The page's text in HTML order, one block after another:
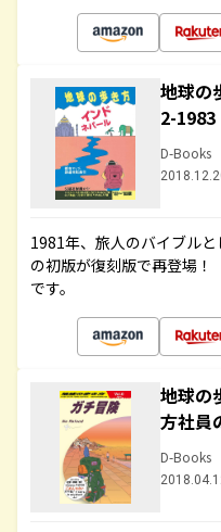
地球の
2-1983
D-Books
1981年、旅人のバイブル
の初版が復刻版で再登場
です。
地球の
方社員
D-Books